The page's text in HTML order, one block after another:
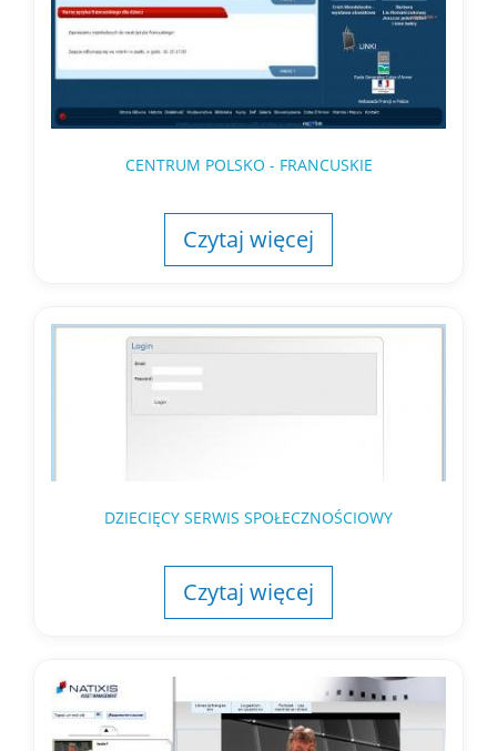
CENTRUM POLSKO - FRANCUSKIE
Czytaj więcej
DZIECIĘCY SERWIS SPOŁECZNOŚCIOWY
Czytaj więcej